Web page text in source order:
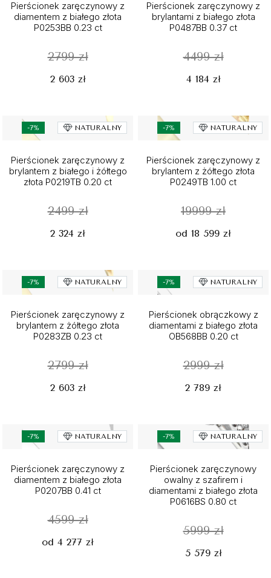
Pierścionek zaręczynowy z
diamentem z białego złota
P0253BB 0.23 ct
2799 zł
2 603 zł
Pierścionek zaręczynowy z
brylantami z białego złota
P0487BB 0.37 ct
4499 zł
4 184 zł
-7% NATURALNY
Pierścionek zaręczynowy z
brylantem z białego i żółtego
złota P0219TB 0.20 ct
2499 zł
2 324 zł
-7% NATURALNY
Pierścionek zaręczynowy z
brylantem z żółtego złota
P0249TB 1.00 ct
19999 zł
od 18 599 zł
-7% NATURALNY
Pierścionek zaręczynowy z
brylantem z żółtego złota
P0283ZB 0.23 ct
2799 zł
2 603 zł
-7% NATURALNY
Pierścionek obrączkowy z
diamentami z białego złota
OB568BB 0.20 ct
2999 zł
2 789 zł
-7% NATURALNY
Pierścionek zaręczynowy z
diamentem z białego złota
P0207BB 0.41 ct
4599 zł
od 4 277 zł
-7% NATURALNY
Pierścionek zaręczynowy
owalny z szafirem i
diamentami z białego złota
P0616BS 0.80 ct
5999 zł
5 579 zł